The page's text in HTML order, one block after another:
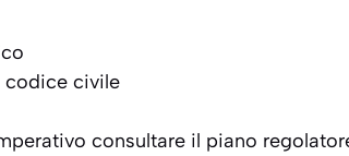
codice civile
consultare il piano